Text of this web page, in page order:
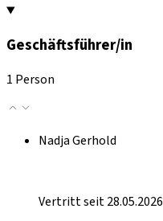
Geschäftsführer/in
1 Person
Nadja Gerhold
Vertritt seit 28.05.2026